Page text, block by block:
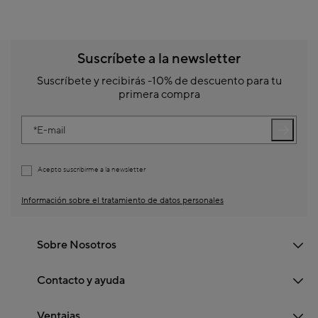
Suscríbete a la newsletter
Suscríbete y recibirás -10% de descuento para tu
primera compra
E-mail
Acepto suscribirme a la newsletter
Información sobre el tratamiento de datos personales
Sobre Nosotros
Contacto y ayuda